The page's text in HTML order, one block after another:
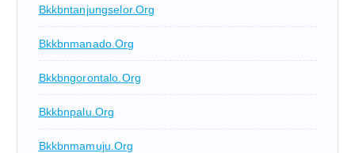
Bkkbntanjungselor.org
Bkkbnmanado.org
Bkkbngorontalo.org
Bkkbnpalu.org
Bkkbnmamuju.org